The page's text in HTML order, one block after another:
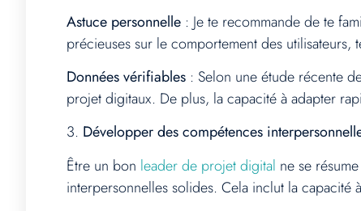
Astuce personnelle : Je te recommande de te
précieuses sur le comportement des utilisateurs,
Données vérifiables : Selon une étude récente
projet digitaux. De plus, la capacité à adapter
3. Développer des compétences
Être un bon leader de projet digital ne se
interpersonnelles solides. Cela inclut la